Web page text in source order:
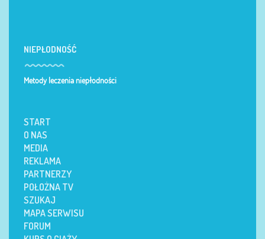
NIEPŁODNOŚĆ
Metody leczenia niepłodności
START
O NAS
MEDIA
REKLAMA
PARTNERZY
POŁOŻNA TV
SZUKAJ
MAPA SERWISU
FORUM